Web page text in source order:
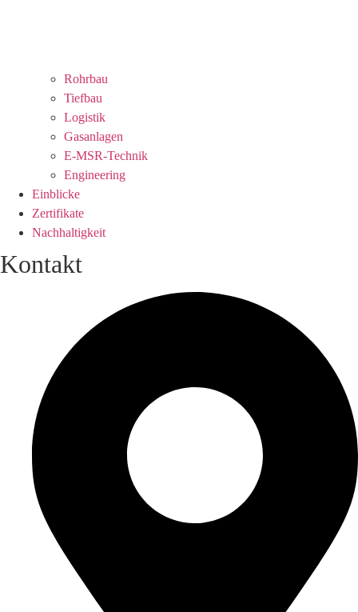
Rohrbau
Tiefbau
Logistik
Gasanlagen
E-MSR-Technik
Engineering
Einblicke
Zertifikate
Nachhaltigkeit
Kontakt